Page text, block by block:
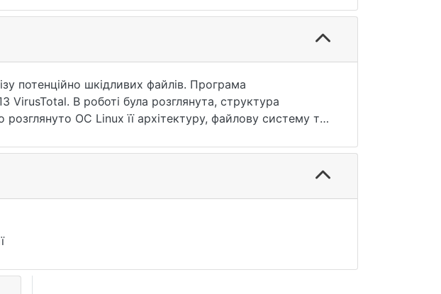
потенційно шкідливих файлів. Програма
структура
ОС Linux її архітектуру, файлову систему та
в більшості організаціях і компаніях, на якій
для атак.